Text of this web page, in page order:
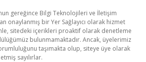
gereğince Bilgi Teknolojileri ve İletişim
onaylanmış bir Yer Sağlayıcı olarak hizmet
sitedeki içerikleri proaktif olarak denetleme
bulunmamaktadır. Ancak, üyelerimiz
taşımakta olup, siteye üye olarak
sayılırlar.